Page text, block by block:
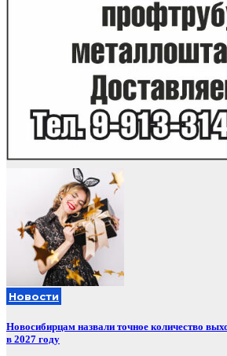
Новости
Новосибирцам назвали точное количество
в 2027 году